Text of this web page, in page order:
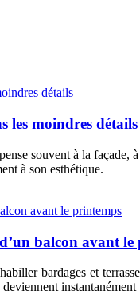
les moindres détails
souvent à la façade,
à son esthétique.
balcon avant le
bardages et